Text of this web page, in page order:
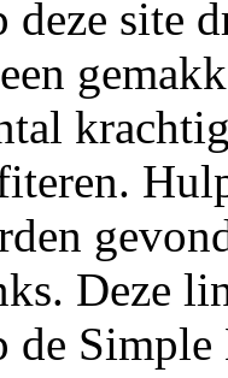
deze site
Deze
Simple